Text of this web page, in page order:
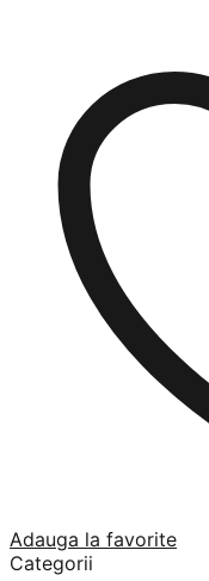
Adauga la favorite
Categorii